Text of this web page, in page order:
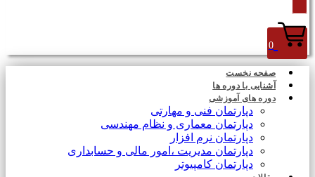
صفحه نخست
آشنایی با دوره ها
دوره های آموزشی
دپارتمان فنی و مهارتی
دپارتمان معماری و نظام مهندسی
دپارتمان نرم افزار
دپارتمان مدیریت ،امور مالی و حسابداری
دپارتمان کامپیوتر